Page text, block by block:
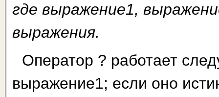
где выражение1,
выражения.
Оператор ? работает
выражение1; если оно